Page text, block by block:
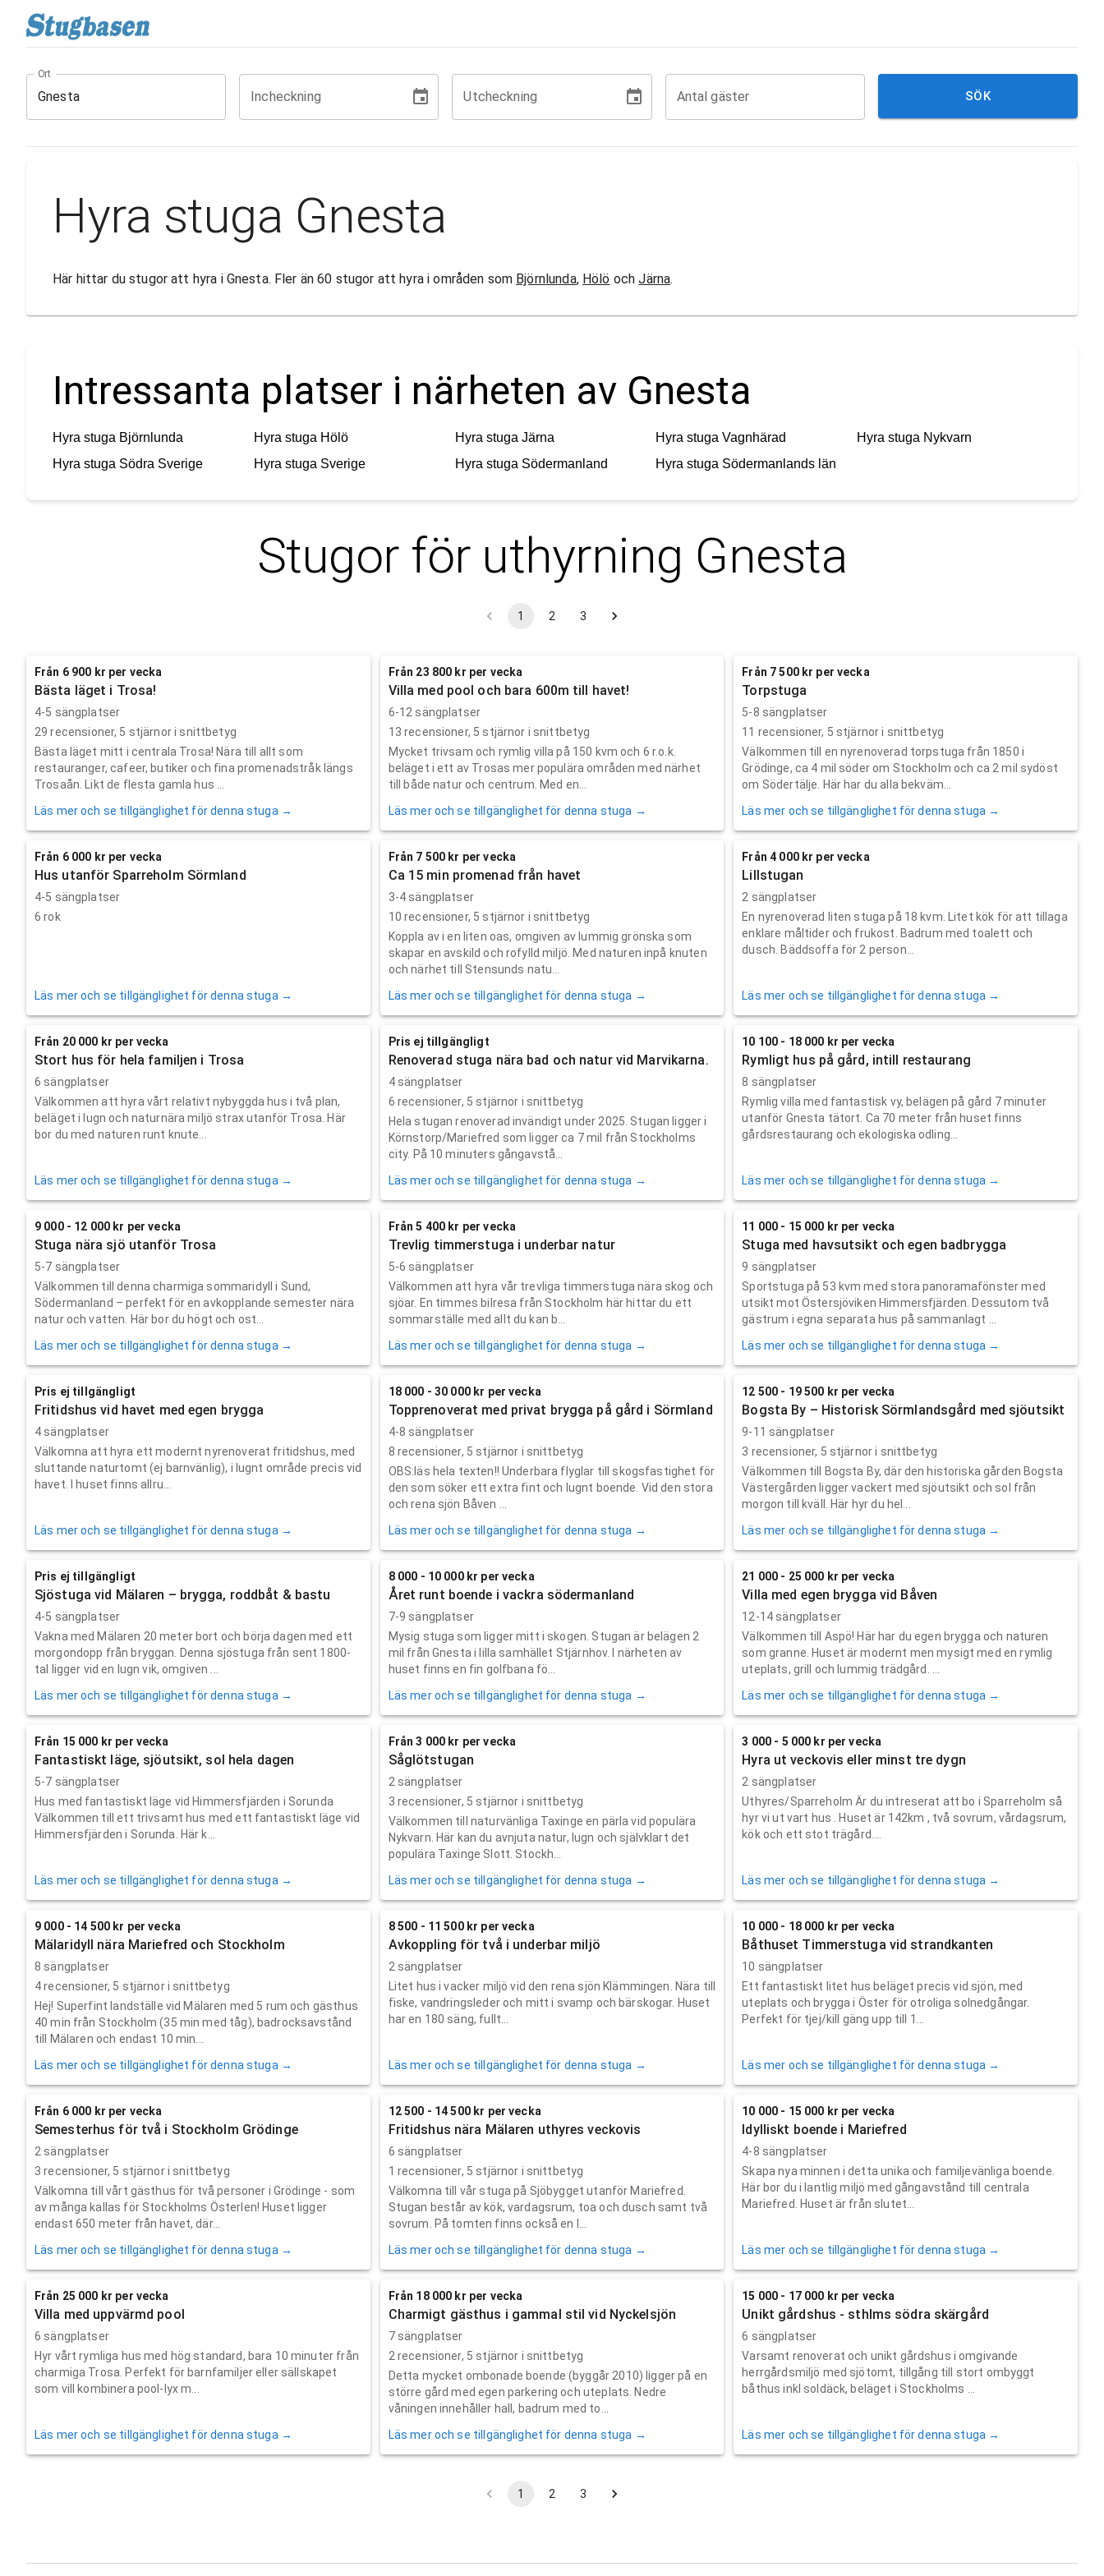
Ort
Incheckning Utcheckning Antal gäster SÖK
Hyra stuga Gnesta
Här hittar du stugor att hyra i Gnesta. Fler än 60 stugor att hyra i områden som Björnlunda, Hölö ochJärna.
Intressanta platser i närheten av Gnesta
Hyra stuga Björnlunda Hyra stuga Hölö Hyra stuga Järna Hyra stuga Vagnhärad Hyra stuga Nykvarn
Hyra stuga Södra Sverige Hyra stuga Sverige Hyra stuga Södermanland Hyra stuga Södermanlands län
Stugor för uthyrning Gnesta
1 2 3
Från 6 900 kr per vecka
Bästa läget i Trosa!
4-5 sängplatser
29 recensioner, 5 stjärnor i snittbetyg
Bästa läget mitt i centrala Trosa! Nära till allt som
restauranger, cafeer, butiker och fina promenadstråk längs
Trosaån. Likt de flesta gamla hus ...
Läs mer och se tillgänglighet för denna stuga →
Från 23 800 kr per vecka
Villa med pool och bara 600m till havet!
6-12 sängplatser
13 recensioner, 5 stjärnor i snittbetyg
Mycket trivsam och rymlig villa på 150 kvm och 6 r.o.k.
beläget i ett av Trosas mer populära områden med närhet
till både natur och centrum. Med en...
Läs mer och se tillgänglighet för denna stuga →
Från 7 500 kr per vecka
Torpstuga
5-8 sängplatser
11 recensioner, 5 stjärnor i snittbetyg
Välkommen till en nyrenoverad torpstuga från 1850 i
Grödinge, ca 4 mil söder om Stockholm och ca 2 mil sydöst
om Södertälje. Här har du alla bekväm...
Läs mer och se tillgänglighet för denna stuga →
Från 6 000 kr per vecka
Hus utanför Sparreholm Sörmland
4-5 sängplatser
6 rok
Läs mer och se tillgänglighet för denna stuga →
Från 7 500 kr per vecka
Ca 15 min promenad från havet
3-4 sängplatser
10 recensioner, 5 stjärnor i snittbetyg
Koppla av i en liten oas, omgiven av lummig grönska som
skapar en avskild och rofylld miljö. Med naturen inpå knuten
och närhet till Stensunds natu...
Läs mer och se tillgänglighet för denna stuga →
Från 4 000 kr per vecka
Lillstugan
2 sängplatser
En nyrenoverad liten stuga på 18 kvm. Litet kök för att tillaga
enklare måltider och frukost. Badrum med toalett och
dusch. Bäddsoffa för 2 person...
Läs mer och se tillgänglighet för denna stuga →
Från 20 000 kr per vecka
Stort hus för hela familjen i Trosa
6 sängplatser
Välkommen att hyra vårt relativt nybyggda hus i två plan,
beläget i lugn och naturnära miljö strax utanför Trosa. Här
bor du med naturen runt knute...
Läs mer och se tillgänglighet för denna stuga →
Pris ej tillgängligt
Renoverad stuga nära bad och natur vid Marvikarna.
4 sängplatser
6 recensioner, 5 stjärnor i snittbetyg
Hela stugan renoverad invändigt under 2025. Stugan ligger i
Körnstorp/Mariefred som ligger ca 7 mil från Stockholms
city. På 10 minuters gångavstå...
Läs mer och se tillgänglighet för denna stuga →
10 100 - 18 000 kr per vecka
Rymligt hus på gård, intill restaurang
8 sängplatser
Rymlig villa med fantastisk vy, belägen på gård 7 minuter
utanför Gnesta tätort. Ca 70 meter från huset finns
gårdsrestaurang och ekologiska odling...
Läs mer och se tillgänglighet för denna stuga →
9 000 - 12 000 kr per vecka
Stuga nära sjö utanför Trosa
5-7 sängplatser
Välkommen till denna charmiga sommaridyll i Sund,
Södermanland – perfekt för en avkopplande semester nära
natur och vatten. Här bor du högt och ost...
Läs mer och se tillgänglighet för denna stuga →
Från 5 400 kr per vecka
Trevlig timmerstuga i underbar natur
5-6 sängplatser
Välkommen att hyra vår trevliga timmerstuga nära skog och
sjöar. En timmes bilresa från Stockholm här hittar du ett
sommarställe med allt du kan b...
Läs mer och se tillgänglighet för denna stuga →
11 000 - 15 000 kr per vecka
Stuga med havsutsikt och egen badbrygga
9 sängplatser
Sportstuga på 53 kvm med stora panoramafönster med
utsikt mot Östersjöviken Himmersfjärden. Dessutom två
gästrum i egna separata hus på sammanlagt ...
Läs mer och se tillgänglighet för denna stuga →
Pris ej tillgängligt
Fritidshus vid havet med egen brygga
4 sängplatser
Välkomna att hyra ett modernt nyrenoverat fritidshus, med
sluttande naturtomt (ej barnvänlig), i lugnt område precis vid
havet. I huset finns allru...
Läs mer och se tillgänglighet för denna stuga →
18 000 - 30 000 kr per vecka
Topprenoverat med privat brygga på gård i Sörmland
4-8 sängplatser
8 recensioner, 5 stjärnor i snittbetyg
OBS:läs hela texten!! Underbara flyglar till skogsfastighet för
den som söker ett extra fint och lugnt boende. Vid den stora
och rena sjön Båven ...
Läs mer och se tillgänglighet för denna stuga →
12 500 - 19 500 kr per vecka
Bogsta By – Historisk Sörmlandsgård med sjöutsikt
9-11 sängplatser
3 recensioner, 5 stjärnor i snittbetyg
Välkommen till Bogsta By, där den historiska gården Bogsta
Västergården ligger vackert med sjöutsikt och sol från
morgon till kväll. Här hyr du hel...
Läs mer och se tillgänglighet för denna stuga →
Pris ej tillgängligt
Sjöstuga vid Mälaren – brygga, roddbåt & bastu
4-5 sängplatser
Vakna med Mälaren 20 meter bort och börja dagen med ett
morgondopp från bryggan. Denna sjöstuga från sent 1800-
tal ligger vid en lugn vik, omgiven ...
Läs mer och se tillgänglighet för denna stuga →
8 000 - 10 000 kr per vecka
Året runt boende i vackra södermanland
7-9 sängplatser
Mysig stuga som ligger mitt i skogen. Stugan är belägen 2
mil från Gnesta i lilla samhället Stjärnhov. I närheten av
huset finns en fin golfbana fö...
Läs mer och se tillgänglighet för denna stuga →
21 000 - 25 000 kr per vecka
Villa med egen brygga vid Båven
12-14 sängplatser
Välkommen till Aspö! Här har du egen brygga och naturen
som granne. Huset är modernt men mysigt med en rymlig
uteplats, grill och lummig trädgård. ...
Läs mer och se tillgänglighet för denna stuga →
Från 15 000 kr per vecka
Fantastiskt läge, sjöutsikt, sol hela dagen
5-7 sängplatser
Hus med fantastiskt läge vid Himmersfjärden i Sorunda
Välkommen till ett trivsamt hus med ett fantastiskt läge vid
Himmersfjärden i Sorunda. Här k...
Läs mer och se tillgänglighet för denna stuga →
Från 3 000 kr per vecka
Såglötstugan
2 sängplatser
3 recensioner, 5 stjärnor i snittbetyg
Välkommen till naturvänliga Taxinge en pärla vid populära
Nykvarn. Här kan du avnjuta natur, lugn och självklart det
populära Taxinge Slott. Stockh...
Läs mer och se tillgänglighet för denna stuga →
3 000 - 5 000 kr per vecka
Hyra ut veckovis eller minst tre dygn
2 sängplatser
Uthyres/Sparreholm Är du intreserat att bo i Sparreholm så
hyr vi ut vart hus . Huset är 142km , två sovrum, vårdagsrum,
kök och ett stot trägård....
Läs mer och se tillgänglighet för denna stuga →
9 000 - 14 500 kr per vecka
Mälaridyll nära Mariefred och Stockholm
8 sängplatser
4recensioner, 5 stjärnor i snittbetyg
Hej! Superfint landställe vid Mälaren med 5 rum och gästhus
40 min från Stockholm (35 min med tåg), badrocksavstånd
till Mälaren och endast 10 min...
Läs mer och se tillgänglighet för denna stuga →
8 500 - 11 500 kr per vecka
Avkoppling för två i underbar miljö
2 sängplatser
Litet hus i vacker miljö vid den rena sjön Klämmingen. Nära till
fiske, vandringsleder och mitt i svamp och bärskogar. Huset
har en 180 säng, fullt...
Läs mer och se tillgänglighet för denna stuga →
10 000 - 18 000 kr per vecka
Båthuset Timmerstuga vid strandkanten
10 sängplatser
Ett fantastiskt litet hus beläget precis vid sjön, med
uteplats och brygga i Öster för otroliga solnedgångar.
Perfekt för tjej/kill gäng upp till 1...
Läs mer och se tillgänglighet för denna stuga →
Från 6 000 kr per vecka
Semesterhus för två i Stockholm Grödinge
2 sängplatser
3 recensioner, 5 stjärnor i snittbetyg
Välkomna till vårt gästhus för två personer i Grödinge - som
av många kallas för Stockholms Österlen! Huset ligger
endast 650 meter från havet, där...
Läs mer och se tillgänglighet för denna stuga →
12 500 - 14 500 kr per vecka
Fritidshus nära Mälaren uthyres veckovis
6 sängplatser
1 recensioner, 5 stjärnor i snittbetyg
Välkomna till vår stuga på Sjöbygget utanför Mariefred.
Stugan består av kök, vardagsrum, toa och dusch samt två
sovrum. På tomten finns också en l...
Läs mer och se tillgänglighet för denna stuga →
10 000 - 15 000 kr per vecka
Idylliskt boende i Mariefred
4-8 sängplatser
Skapa nya minnen i detta unika och familjevänliga boende.
Här bor du i lantlig miljö med gångavstånd till centrala
Mariefred. Huset är från slutet...
Läs mer och se tillgänglighet för denna stuga →
Från 25 000 kr per vecka
Villa med uppvärmd pool
6 sängplatser
Hyr vårt rymliga hus med hög standard, bara 10 minuter från
charmiga Trosa. Perfekt för barnfamiljer eller sällskapet
som vill kombinera pool-lyx m...
Läs mer och se tillgänglighet för denna stuga →
Från 18 000 kr per vecka
Charmigt gästhus i gammal stil vid Nyckelsjön
7 sängplatser
2 recensioner, 5 stjärnor i snittbetyg
Detta mycket ombonade boende (byggår 2010) ligger på en
större gård med egen parkering och uteplats. Nedre
våningen innehåller hall, badrum med to...
Läs mer och se tillgänglighet för denna stuga →
15 000 - 17 000 kr per vecka
Unikt gårdshus - sthlms södra skärgård
6 sängplatser
Varsamt renoverat och unikt gårdshus i omgivande
herrgårdsmiljö med sjötomt, tillgång till stort ombyggt
båthus inkl soldäck, beläget i Stockholms ...
Läs mer och se tillgänglighet för denna stuga →
1 2 3